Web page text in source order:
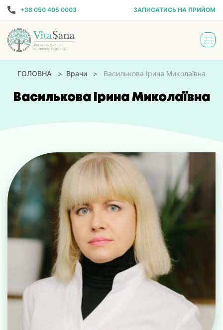
Skip
to
content
+38 050 405 0003 ЗАПИСАТИСЬ НА ПРИЙОМ
ГОЛОВНА > Врачи > Василькова Ірина Миколаївна
Василькова Ірина Миколаївна